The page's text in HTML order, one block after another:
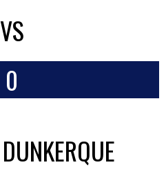
VS
0
DUNKERQUE